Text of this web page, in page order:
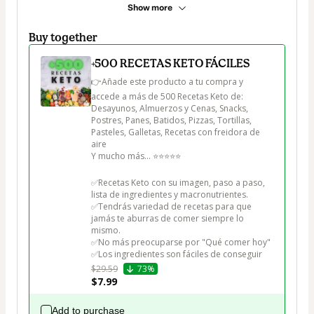
Show more
Buy together
+500 RECETAS KETO FÁCILES
👉Añade este producto a tu compra y
accede a más de 500 Recetas Keto de:
Desayunos, Almuerzos y Cenas, Snacks,
Postres, Panes, Batidos, Pizzas, Tortillas,
Pasteles, Galletas, Recetas con freidora de
aire
Y mucho más... ⭐⭐⭐⭐⭐
✅Recetas Keto con su imagen, paso a paso,
lista de ingredientes y macronutrientes.
✅Tendrás variedad de recetas para que
jamás te aburras de comer siempre lo
mismo.
✅No más preocuparse por "Qué comer hoy"
✅Los ingredientes son fáciles de conseguir
$29.59
73%
$7.99
Add to purchase